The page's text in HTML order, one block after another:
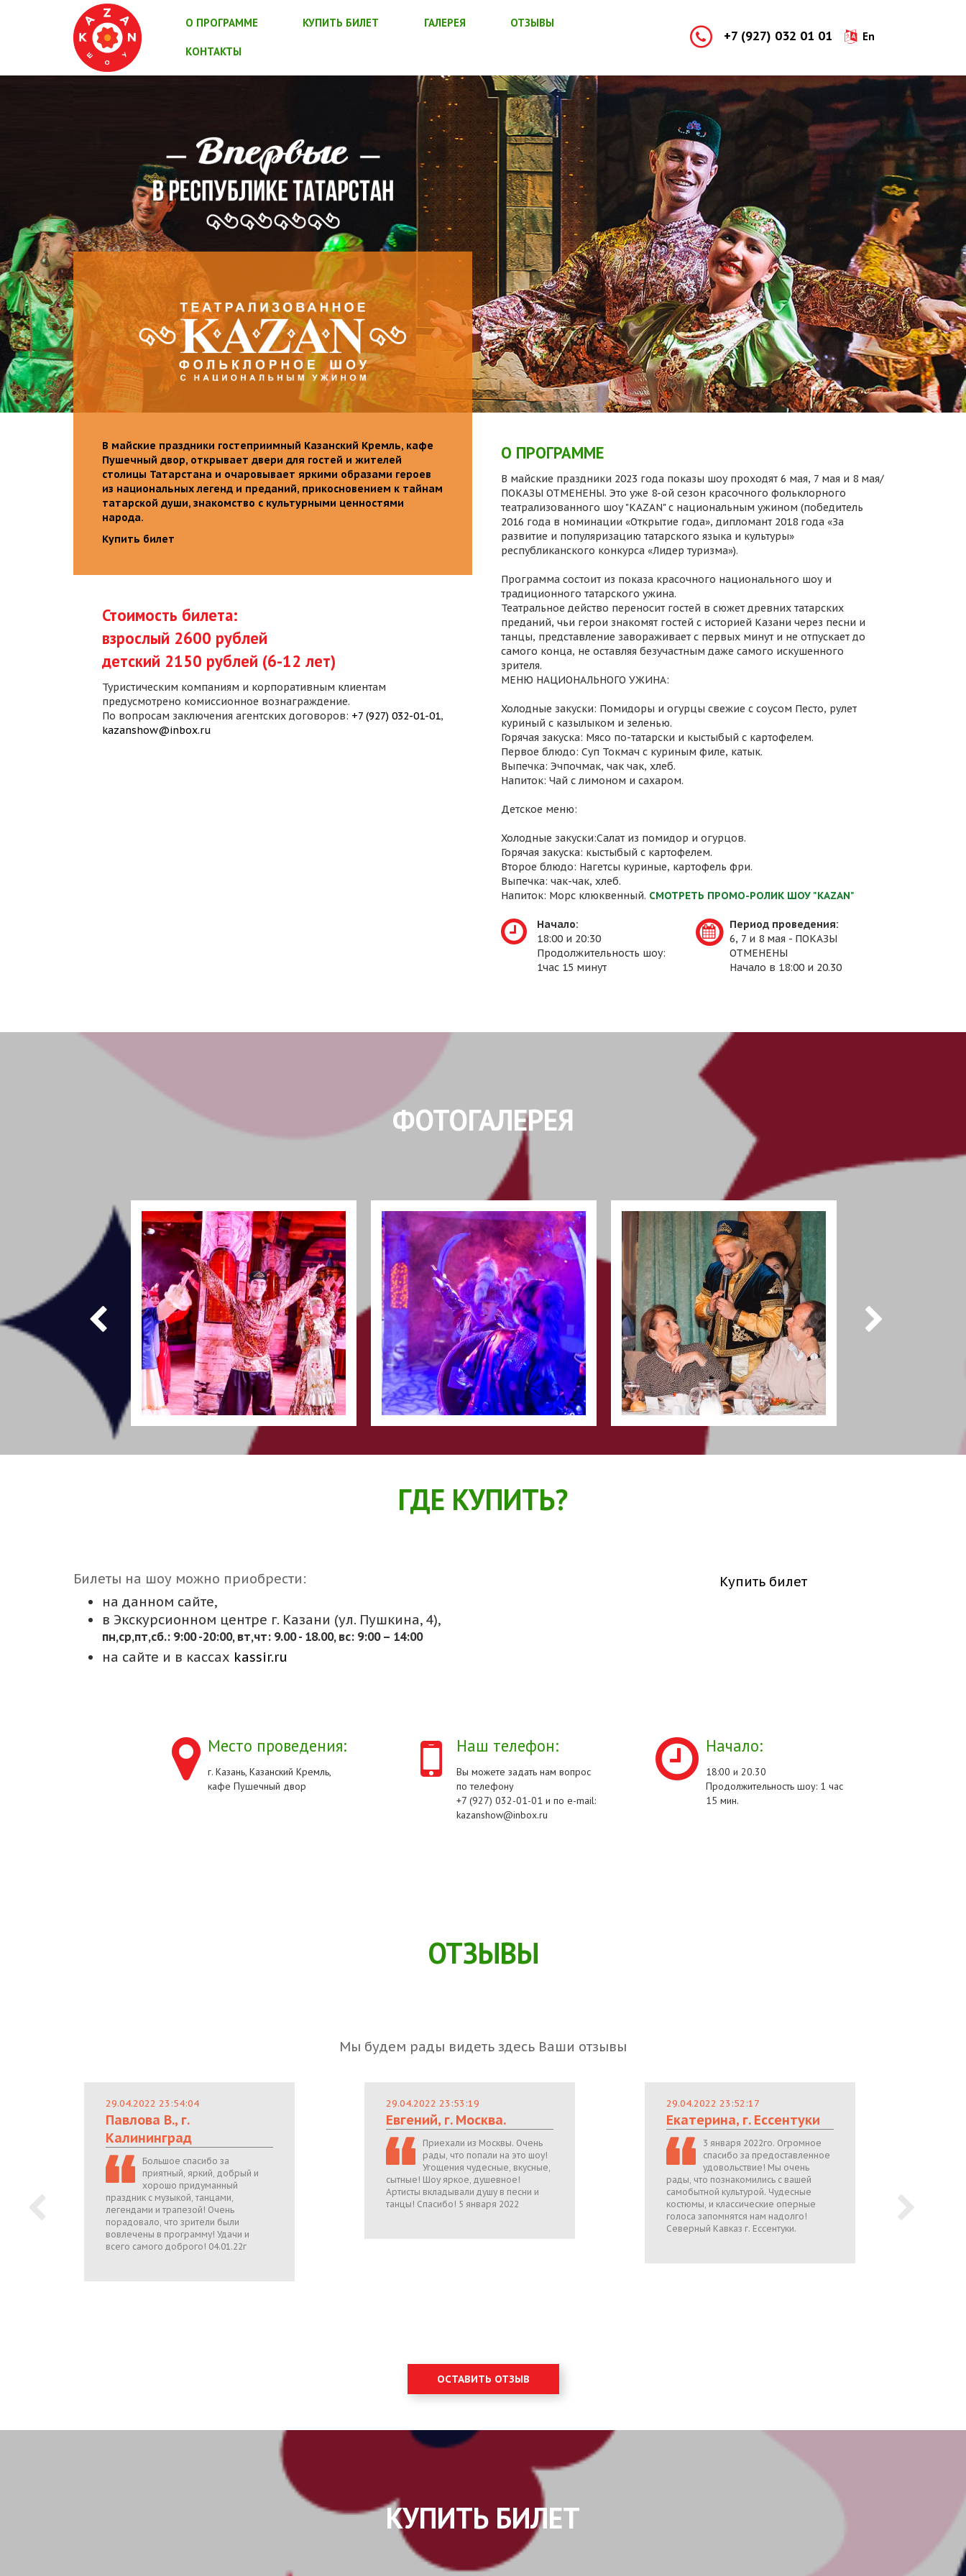
О ПРОГРАММЕ КУПИТЬ БИЛЕТ ГАЛЕРЕЯ ОТЗЫВЫ
КОНТАКТЫ
+7 (927) 032 01 01 En
В майские праздники гостеприимный Казанский Кремль, кафе
Пушечный двор, открывает двери для гостей и жителей
столицы Татарстана и очаровывает яркими образами героев
из национальных легенд и преданий, прикосновением к тайнам
татарской души, знакомство с культурными ценностями
народа.
Купить билет
Стоимость билета:
взрослый 2600 рублей
детский 2150 рублей (6-12 лет)
Туристическим компаниям и корпоративным клиентам
предусмотрено комиссионное вознаграждение.
По вопросам заключения агентских договоров: +7 (927) 032-01-01,
kazanshow@inbox.ru
О ПРОГРАММЕ
В майские праздники 2023 года показы шоу проходят 6 мая, 7 мая и 8 мая/
ПОКАЗЫ ОТМЕНЕНЫ. Это уже 8-ой сезон красочного фольклорного
театрализованного шоу "KAZAN" с национальным ужином (победитель
2016 года в номинации «Открытие года», дипломант 2018 года «За
развитие и популяризацию татарского языка и культуры»
республиканского конкурса «Лидер туризма»).
Программа состоит из показа красочного национального шоу и
традиционного татарского ужина.
Театральное действо переносит гостей в сюжет древних татарских
преданий, чьи герои знакомят гостей с историей Казани через песни и
танцы, представление завораживает с первых минут и не отпускает до
самого конца, не оставляя безучастным даже самого искушенного
зрителя.
МЕНЮ НАЦИОНАЛЬНОГО УЖИНА:
Холодные закуски: Помидоры и огурцы свежие с соусом Песто, рулет
куриный с казылыком и зеленью.
Горячая закуска: Мясо по-татарски и кыстыбый с картофелем.
Первое блюдо: Суп Токмач с куриным филе, катык.
Выпечка: Эчпочмак, чак чак, хлеб.
Напиток: Чай с лимоном и сахаром.
Детское меню:
Холодные закуски:Салат из помидор и огурцов.
Горячая закуска: кыстыбый с картофелем.
Второе блюдо: Нагетсы куриные, картофель фри.
Выпечка: чак-чак, хлеб.
Напиток: Морс клюквенный. СМОТРЕТЬ ПРОМО-РОЛИК ШОУ "KAZAN"
Начало:
18:00 и 20:30
Продолжительность шоу:
1час 15 минут
Период проведения:
6, 7 и 8 мая - ПОКАЗЫ
ОТМЕНЕНЫ
Начало в 18:00 и 20.30
ФОТОГАЛЕРЕЯ
ГДЕ КУПИТЬ?
Билеты на шоу можно приобрести:
на данном сайте,
в Экскурсионном центре г. Казани (ул. Пушкина, 4),
пн,cр,пт,сб.: 9:00 -20:00, вт,чт: 9.00 - 18.00, вс: 9:00 – 14:00
на сайте и в кассах kassir.ru
Купить билет
Место проведения:
г. Казань, Казанский Кремль,
кафе Пушечный двор
Наш телефон:
Вы можете задать нам вопрос
по телефону
+7 (927) 032-01-01 и по e-mail:
kazanshow@inbox.ru
Начало:
18:00 и 20.30
Продолжительность шоу: 1 час
15 мин.
ОТЗЫВЫ
Мы будем рады видеть здесь Ваши отзывы
29.04.2022 23:54:04
Павлова В., г.
Калининград
Большое спасибо за
приятный, яркий, добрый и
хорошо придуманный
праздник с музыкой, танцами,
легендами и трапезой! Очень
порадовало, что зрители были
вовлечены в программу! Удачи и
всего самого доброго! 04.01.22г
29.04.2022 23:53:19
Евгений, г. Москва.
Приехали из Москвы. Очень
рады, что попали на это шоу!
Угощения чудесные, вкусные,
сытные! Шоу яркое, душевное!
Артисты вкладывали душу в песни и
танцы! Спасибо! 5 января 2022
29.04.2022 23:52:17
Екатерина, г. Ессентуки
3 января 2022го. Огромное
спасибо за предоставленное
удовольствие! Мы очень
рады, что познакомились с вашей
самобытной культурой. Чудесные
костюмы, и классические оперные
голоса запомнятся нам надолго!
Северный Кавказ г. Ессентуки.
ОСТАВИТЬ ОТЗЫВ
КУПИТЬ БИЛЕТ